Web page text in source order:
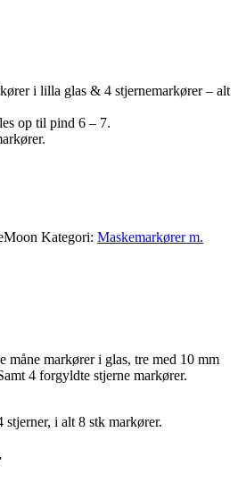
i lilla glas & 4 stjernemarkører – alt
op til pind 6 – 7.
Kategori: Maskemarkører m.
måne markører i glas, tre med 10 mm
4 forgyldte stjerne markører.
stjerner, i alt 8 stk markører.